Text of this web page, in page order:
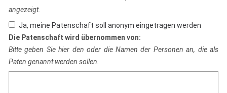
angezeigt.
Ja, meine Patenschaft soll anonym eingetragen werden
Die Patenschaft wird übernommen von:
Bitte geben Sie hier den oder die Namen der Personen an, die als
Paten genannt werden sollen.